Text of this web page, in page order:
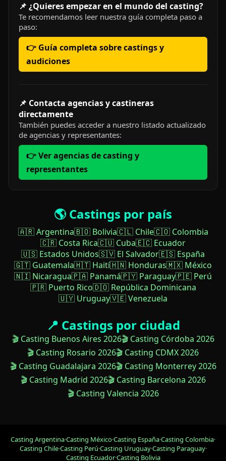
📌 ¿Quieres empezar en el mundo del casting?
Te recomendamos leer nuestra guía completa paso a
paso:
👉 Guía completa sobre castings y
audiciones
📌 Contacta agencias y castineras
directamente
También puedes acceder a nuestro listado actualizado
de agencias y representantes:
👉 Ver agencias de casting y
representantes
🌎 Castings por país
🇦🇷 Argentina🇧🇴 Bolivia🇨🇱 Chile🇨🇴 Colombia
🇨🇷 Costa Rica🇨🇺 Cuba🇪🇨 Ecuador
🇺🇸 Estados Unidos🇸🇻 El Salvador🇪🇸 España
🇬🇹 Guatemala🇭🇹 Haití🇭🇳 Honduras🇲🇽 México
🇳🇮 Nicaragua🇵🇦 Panamá🇵🇾 Paraguay🇵🇪 Perú
🇵🇷 Puerto Rico🇩🇴 República Dominicana
🇺🇾 Uruguay🇻🇪 Venezuela
📍 Castings por ciudad
🎬 Casting Buenos Aires 2026🎬 Casting Córdoba 2026
🎬 Casting Rosario 2026🎬 Casting CDMX 2026
🎬 Casting Guadalajara 2026🎬 Casting Monterrey 2026
🎬 Casting Madrid 2026🎬 Casting Barcelona 2026
🎬 Casting Valencia 2026
Casting Argentina·Casting México·Casting España·Casting Colombia·
Casting Chile·Casting Perú·Casting Uruguay·Casting Paraguay·
Casting Ecuador·Casting Bolivia